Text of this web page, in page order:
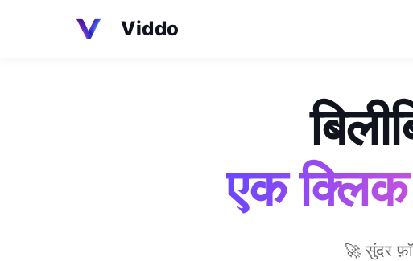
Viddo
एक
🚀 सुंदर